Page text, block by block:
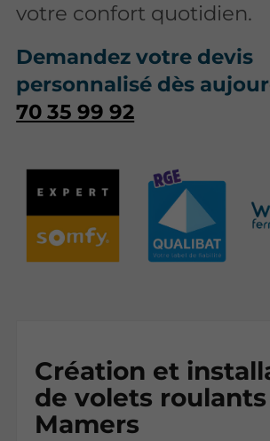
votre confort quotidien.
Demandez votre devis
personnalisé dès
70 35 99 92
Création et
de volets roulants
Mamers